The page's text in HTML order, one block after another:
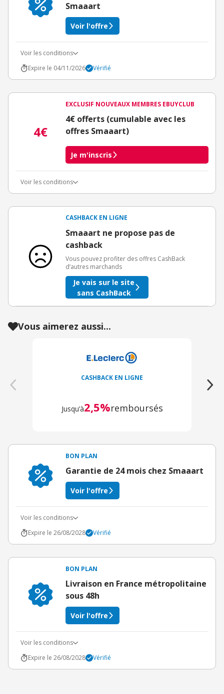
Smaaart
Voir l'offre
Voir les conditions
Expire le 04/11/2026
Vérifié
4€
EXCLUSIF NOUVEAUX MEMBRES EBUYCLUB
4€ offerts (cumulable avec les
offres Smaaart)
Je m'inscris
Voir les conditions
3€ de bienvenue crédités immédiatement + 1€ supplémentaire
Offre réservée à une toute première inscription chez eBuyClub.
CASHBACK EN LIGNE
Smaaart ne propose pas de
cashback
Vous pouvez profiter des offres CashBack
d’autres marchands
Je vais sur le site
sans CashBack
Vous aimerez aussi...
CASHBACK EN LIGNE
Jusqu’à2,5%remboursés
BON PLAN
Garantie de 24 mois chez Smaaart
Voir l'offre
Voir les conditions
Expire le 26/08/2028
Vérifié
BON PLAN
Livraison en France métropolitaine
sous 48h
Voir l'offre
Voir les conditions
Expire le 26/08/2028
Vérifié